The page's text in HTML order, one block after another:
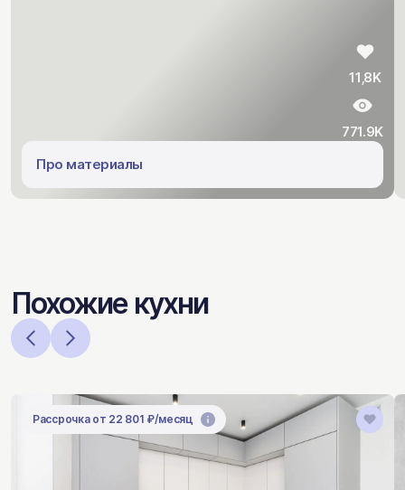
11,8K
771.9K
Про материалы
Похожие кухни
Рассрочка от 22 801 ₽/месяц